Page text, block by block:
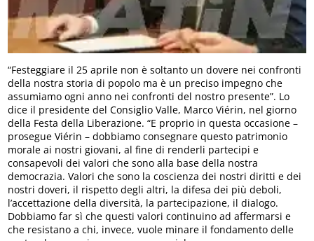
“Festeggiare il 25 aprile non è soltanto un dovere nei confronti
della nostra storia di popolo ma è un preciso impegno che
assumiamo ogni anno nei confronti del nostro presente”. Lo
dice il presidente del Consiglio Valle, Marco Viérin, nel giorno
della Festa della Liberazione. “E proprio in questa occasione –
prosegue Viérin – dobbiamo consegnare questo patrimonio
morale ai nostri giovani, al fine di renderli partecipi e
consapevoli dei valori che sono alla base della nostra
democrazia. Valori che sono la coscienza dei nostri diritti e dei
nostri doveri, il rispetto degli altri, la difesa dei più deboli,
l’accettazione della diversità, la partecipazione, il dialogo.
Dobbiamo far sì che questi valori continuino ad affermarsi e
che resistano a chi, invece, vuole minare il fondamento delle